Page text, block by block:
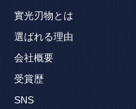
實光刃物とは
選ばれる理由
会社概要
受賞歴
SNS